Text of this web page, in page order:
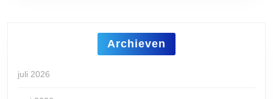
Archieven
juli 2026